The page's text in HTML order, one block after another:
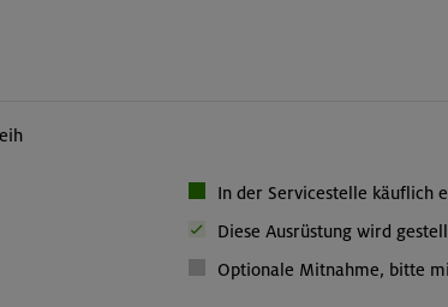
In der Servicestelle käuflich
Diese Ausrüstung wird
Optionale Mitnahme, bitte